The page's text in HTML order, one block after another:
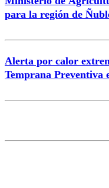
para la región de
Alerta por calor
Temprana Preventiva